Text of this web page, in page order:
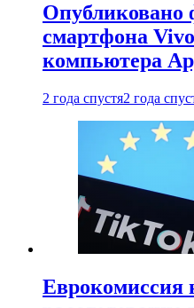
Опубликовано
смартфона
компьютера
2 года спустя2 года
Еврокомиссия